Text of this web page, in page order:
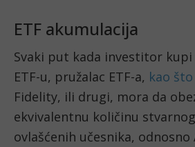
ETF akumulacija
Svaki put kada investitor
ETF-u, pružalac ETF-a, kao
Fidelity, ili drugi, mora da
ekvivalentnu količinu
ovlašćenih učesnika,